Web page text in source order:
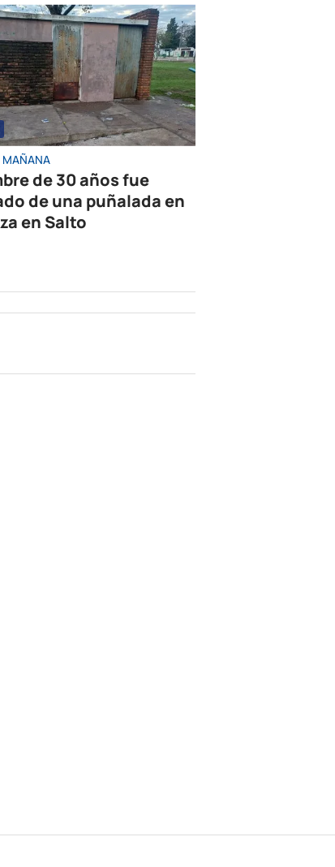
MAÑANA
de 30 años fue
de una puñalada en
en Salto